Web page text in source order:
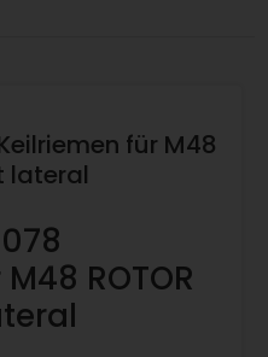
für M48
lateral
ROTOR